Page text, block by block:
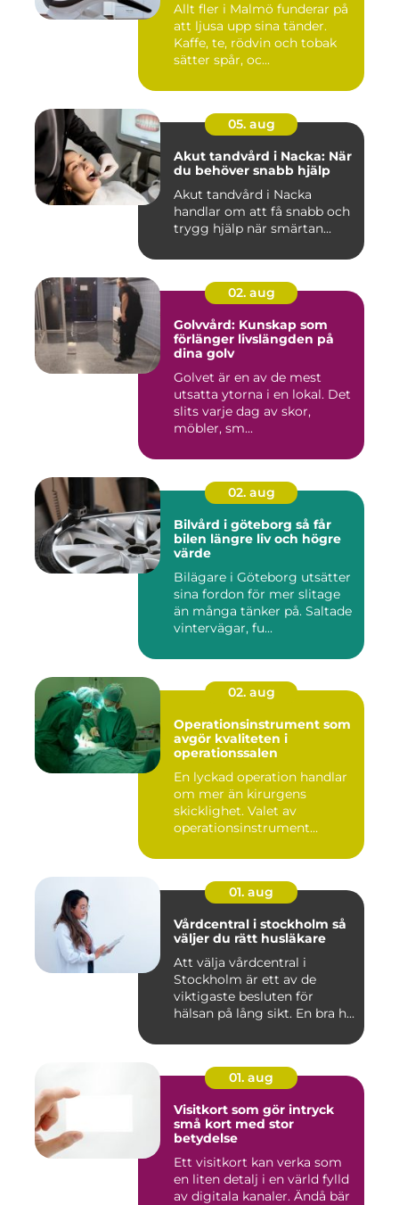
Allt fler i Malmö funderar på
att ljusa upp sina tänder.
Kaffe, te, rödvin och tobak
sätter spår, oc...
05. aug
Akut tandvård i Nacka: När
du behöver snabb hjälp
Akut tandvård i Nacka
handlar om att få snabb och
trygg hjälp när smärtan...
02. aug
Golvvård: Kunskap som
förlänger livslängden på
dina golv
Golvet är en av de mest
utsatta ytorna i en lokal. Det
slits varje dag av skor,
möbler, sm...
02. aug
Bilvård i göteborg så får
bilen längre liv och högre
värde
Bilägare i Göteborg utsätter
sina fordon för mer slitage
än många tänker på. Saltade
vintervägar, fu...
02. aug
Operationsinstrument som
avgör kvaliteten i
operationssalen
En lyckad operation handlar
om mer än kirurgens
skicklighet. Valet av
operationsinstrument
01. aug
Vårdcentral i stockholm så
väljer du rätt husläkare
Att välja vårdcentral i
Stockholm är ett av de
viktigaste besluten för
hälsan på lång sikt. En bra h...
01. aug
Visitkort som gör intryck
små kort med stor
betydelse
Ett visitkort kan verka som
en liten detalj i en värld fylld
av digitala kanaler. Ändå bär